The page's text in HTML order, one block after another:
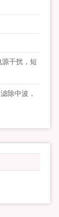
干扰，短
除中波，